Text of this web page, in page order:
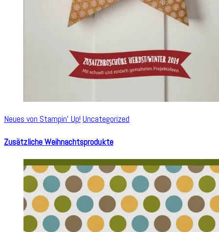
Neues von Stampin' Up! Uncategorized
Zusätzliche Weihnachtsprodukte